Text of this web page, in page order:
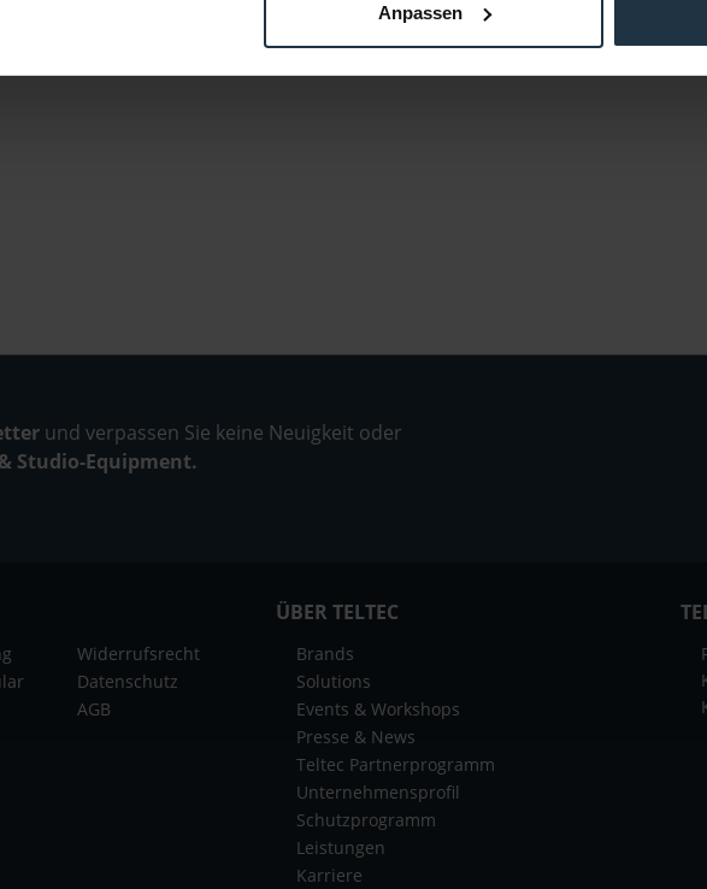
Anpassen
und verpassen Sie keine Neuigkeit oder
Studio-Equipment.
Widerrufsrecht
Datenschutz
AGB
ÜBER TELTEC
Brands
Solutions
Events & Workshops
Presse & News
Teltec Partnerprogramm
Unternehmensprofil
Schutzprogramm
Leistungen
Karriere